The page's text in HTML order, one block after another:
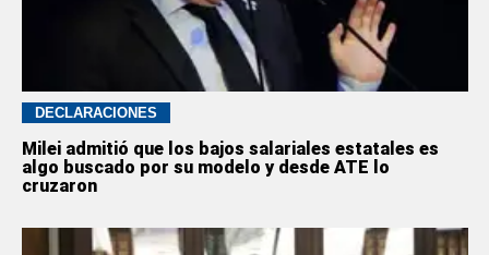
DECLARACIONES
Milei admitió que los bajos salariales estatales es
algo buscado por su modelo y desde ATE lo
cruzaron